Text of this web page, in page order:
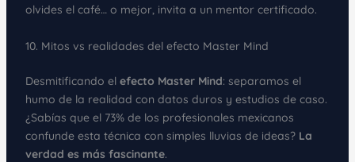
olvides el café… o mejor, invita a un mentor certificado.
10. Mitos vs realidades del efecto Master Mind
Desmitificando el efecto Master Mind: separamos el
humo de la realidad con datos duros y estudios de caso.
¿Sabías que el 73% de los profesionales mexicanos
confunde esta técnica con simples lluvias de ideas? La
verdad es más fascinante.